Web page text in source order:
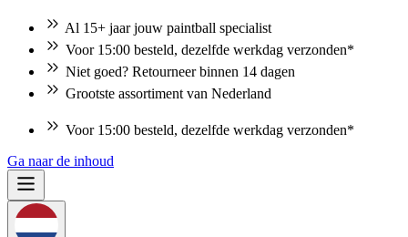
Al 15+ jaar jouw paintball specialist
Voor 15:00 besteld, dezelfde werkdag verzonden*
Niet goed? Retourneer binnen 14 dagen
Grootste assortiment van Nederland
Niet goed? Retourneer binnen 14 dagen
Ga naar de inhoud